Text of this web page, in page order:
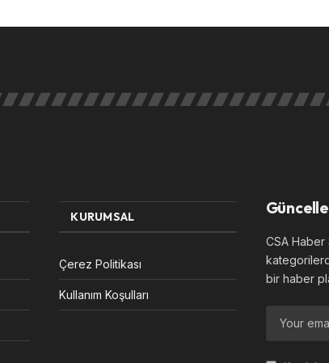
KURUMSAL
Çerez Politikası
Kullanım Koşulları
CSA
bir haber